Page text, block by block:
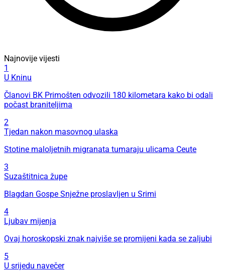
Najnovije vijesti
1
U Kninu
Članovi BK Primošten odvozili 180 kilometara kako bi odali
počast braniteljima
2
Tjedan nakon masovnog ulaska
Stotine maloljetnih migranata tumaraju ulicama Ceute
3
Suzaštitnica župe
Blagdan Gospe Snježne proslavljen u Srimi
4
Ljubav mijenja
Ovaj horoskopski znak najviše se promijeni kada se zaljubi
5
U srijedu navečer